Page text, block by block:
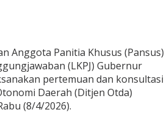
Anggota Panitia Khusus (Pansus)
(LKPJ) Gubernur
pertemuan dan konsultasi
Daerah (Ditjen Otda)
(8/4/2026).